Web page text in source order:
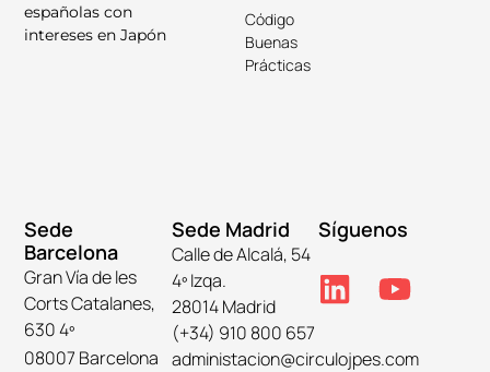
españolas con
intereses en Japón
Código
Buenas
Prácticas
Sede
Barcelona
Gran Vía de les
Corts Catalanes,
630 4º
08007 Barcelona
Sede Madrid
Calle de Alcalá, 54
4º Izqa.
28014 Madrid
(+34) 910 800 657
administacion@circulojpes.com
Síguenos